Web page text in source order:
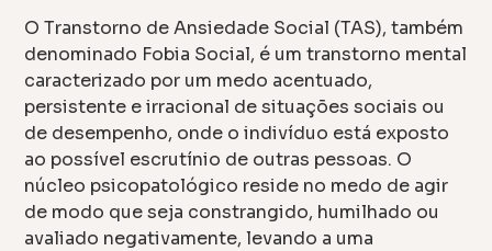
O Transtorno de Ansiedade Social (TAS), também
denominado Fobia Social, é um transtorno mental
caracterizado por um medo acentuado,
persistente e irracional de situações sociais ou
de desempenho, onde o indivíduo está exposto
ao possível escrutínio de outras pessoas. O
núcleo psicopatológico reside no medo de agir
de modo que seja constrangido, humilhado ou
avaliado negativamente, levando a uma